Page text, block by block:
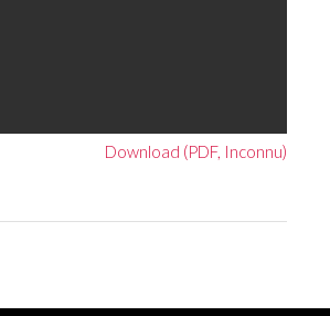
Download (PDF, Inconnu)